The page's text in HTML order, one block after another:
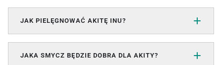
JAK PIELĘGNOWAĆ AKITĘ INU?
JAKA SMYCZ BĘDZIE DOBRA DLA AKITY?